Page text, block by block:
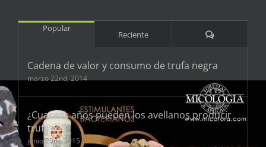
Popular
Reciente Comentarios
Cadena de valor y consumo de trufa negra
marzo 22nd, 2014
¿Cuantos años pueden los avellanos producir
trufas?
junio 20th, 2015